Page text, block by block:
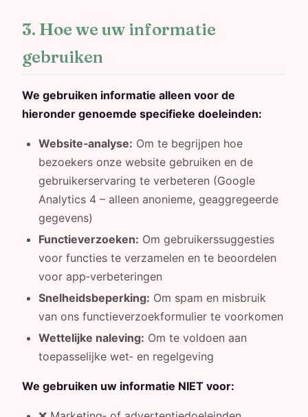
3. Hoe we uw informatie
gebruiken
We gebruiken informatie alleen voor de
hieronder genoemde specifieke doeleinden:
Website‑analyse: Om te begrijpen hoe
bezoekers onze website gebruiken en de
gebruikerservaring te verbeteren (Google
Analytics 4 – alleen anonieme, geaggregeerde
gegevens)
Functieverzoeken: Om gebruikerssuggesties
voor functies te verzamelen en te beoordelen
voor app‑verbeteringen
Snelheidsbeperking: Om spam en misbruik
van ons functieverzoekformulier te voorkomen
Wettelijke naleving: Om te voldoen aan
toepasselijke wet‑ en regelgeving
We gebruiken uw informatie NIET voor: